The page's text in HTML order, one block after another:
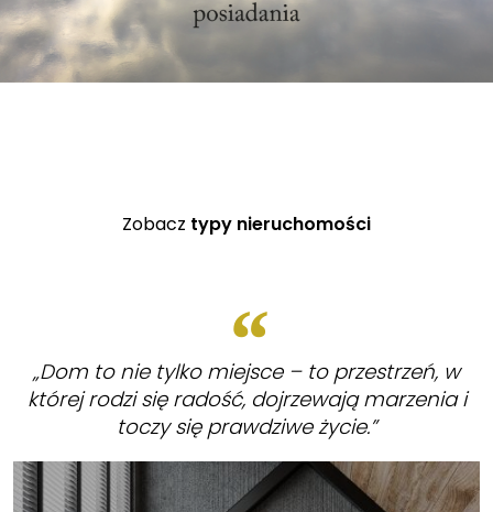
Zobacz typy nieruchomości
„Dom to nie tylko miejsce – to przestrzeń, w
której rodzi się radość, dojrzewają marzenia i
toczy się prawdziwe życie.”